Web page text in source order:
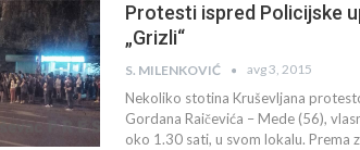
Protesti ispred Policijske
„Grizli“
S. MILENKOVIĆ avg 3, 2015
Nekoliko stotina Kruševljana
Gordana Raičevića – Mede (56),
oko 1.30 sati, u svom lokalu. Prema